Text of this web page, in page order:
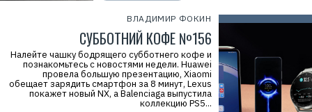
ВЛАДИМИР ФОКИН
СУББОТНИЙ КОФЕ №156
Налейте чашку бодрящего субботнего кофе и
познакомьтесь с новостями недели. Huawei
провела большую презентацию, Xiaomi
обещает зарядить смартфон за 8 минут, Lexus
покажет новый NX, а Balenciaga выпустила
коллекцию PS5...